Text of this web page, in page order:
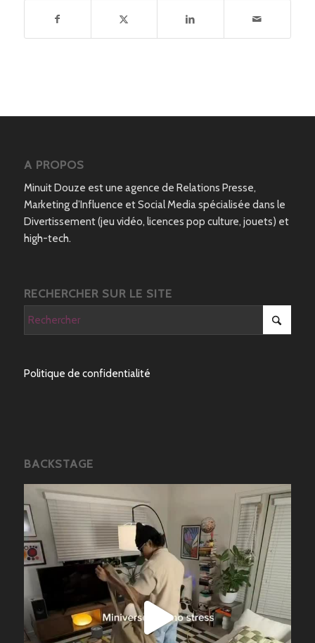
A PROPOS
Minuit Douze est une agence de Relations Presse,
Marketing d’Influence et Social Media spécialisée dans le
Divertissement (jeu vidéo, licences pop culture, jouets) et
high-tech.
RECHERCHER SUR LE SITE
Politique de confidentialité
BACKSTAGE